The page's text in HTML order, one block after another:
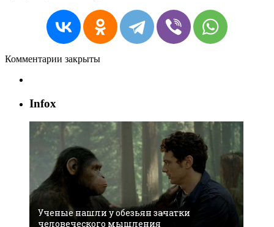
Комментарии закрыты
Infox
Ученые нашли у обезьян зачатки
человеческого мышления